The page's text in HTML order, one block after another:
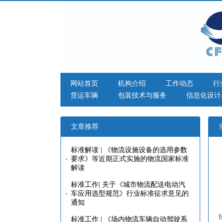
网站首页 机构介绍 工作动态
行
货运车辆
包装技术与服务 信息化设
文章推荐
标准解读 | 《物流设施设备的选用参数
要求》等近期正式实施的物流国家标准
解读
标准工作| 关于《城市物流配送电动汽
车应用选型规范》行业标准征求意见的
通知
标准工作 | 《场内物流车辆自动驾驶系